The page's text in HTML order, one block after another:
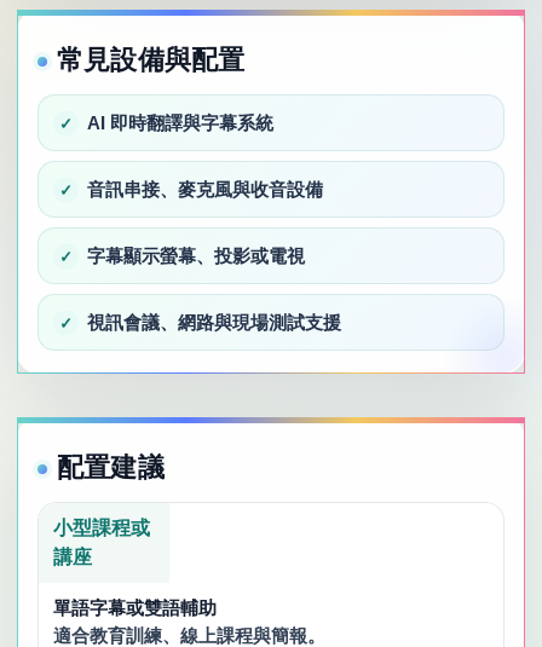
常見設備與配置
AI 即時翻譯與字幕系統
音訊串接、麥克風與收音設備
字幕顯示螢幕、投影或電視
視訊會議、網路與現場測試支援
配置建議
小型課程或
講座
單語字幕或雙語輔助
適合教育訓練、線上課程與簡報。